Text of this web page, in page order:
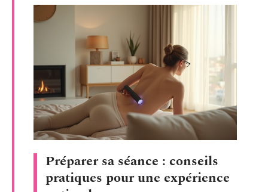
Préparer sa séance : conseils
pratiques pour une expérience